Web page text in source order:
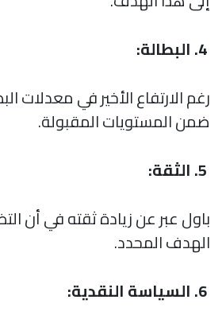
رغم الارتفاع الأخير في معدلات
ضمن المستويات المقبولة.
باول عبر عن زيادة ثقته في أن
الهدف المحدد.